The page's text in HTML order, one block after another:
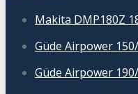
Makita DMP180Z
Güde Airpower
Güde Airpower